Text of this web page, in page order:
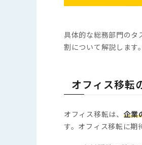
具体的な総務部門のタ
割について解説します。
オフィス移転
オフィス移転は、 企業
す。オフィス移転に期